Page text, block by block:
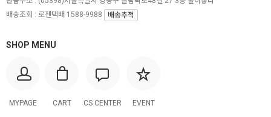
SHOP MENU
MYPAGE CART CS CENTER EVENT
배송조회 : 로젠택배 1588-9988
배송추적